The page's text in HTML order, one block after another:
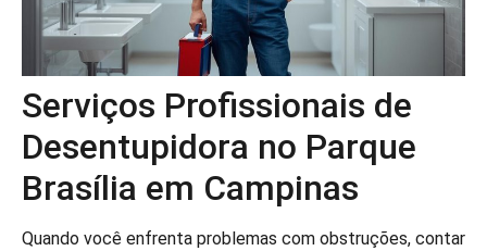
Serviços Profissionais de
Desentupidora no Parque
Brasília em Campinas
Quando você enfrenta problemas com obstruções, contar